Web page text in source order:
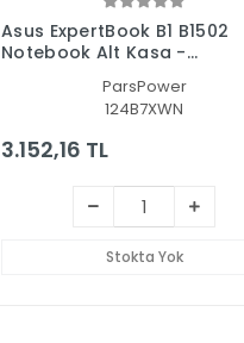
Asus ExpertBook B1 B1502
Notebook Alt Kasa -
ParsPower
124B7XWN
3.152,16 TL
Stokta Yok